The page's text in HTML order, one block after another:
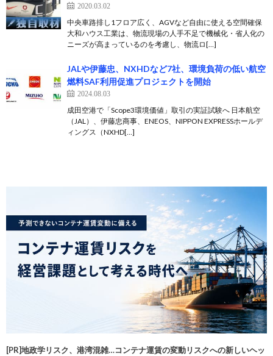
2020.03.02
中央車路排し1フロア広く、AGVなど自由に使える空間確保
大和ハウス工業は、物流現場の人手不足で機械化・省人化の
ニーズが高まっているのを考慮し、物流ロ[…]
JALや伊藤忠、NXHDなど7社、環境負荷の低い航空
燃料SAF利用促進プロジェクトを開始
2024.08.03
成田空港で「Scope3環境価値」取引の実証試験へ 日本航空
（JAL）、伊藤忠商事、ENEOS、NIPPON EXPRESSホールデ
ィングス（NXHD[…]
[PR]地政学リスク、港湾混雑…コンテナ運賃の変動リスクへの新しいヘッ